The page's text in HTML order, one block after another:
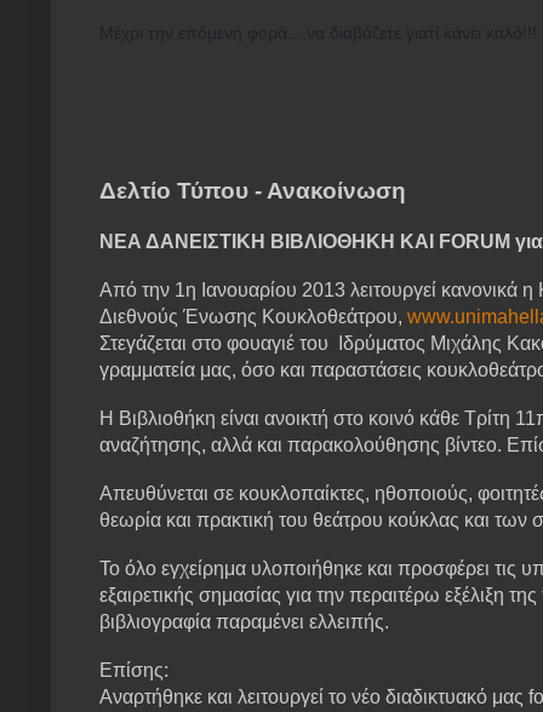
Δελτίο Τύπου - Ανακοίνωση
ΝΕΑ ΔΑΝΕΙΣΤΙΚΗ ΒΙΒΛΙΟΘΗΚΗ ΚΑΙ FORUM
Από την 1η Ιανουαρίου 2013 λειτουργεί κανονικά η
Διεθνούς Ένωσης Κουκλοθεάτρου, www.
Στεγάζεται στο φουαγιέ του
Ιδρύματος Μιχάλης
γραμματεία μας, όσο και παραστάσεις
Η Βιβλιοθήκη είναι ανοικτή στο κοινό κάθε Τρίτη
αναζήτησης, αλλά και παρακολούθησης βίντεο.
Απευθύνεται σε κουκλοπαίκτες, ηθοποιούς,
θεωρία και πρακτική του θεάτρου κούκλας και
Το όλο εγχείρημα υλοποιήθηκε και προσφέρει τις
εξαιρετικής σημασίας για την περαιτέρω εξέλιξη
βιβλιογραφία παραμένει ελλειπής.
Επίσης:
Αναρτήθηκε και λειτουργεί το νέο διαδικτυακό μας